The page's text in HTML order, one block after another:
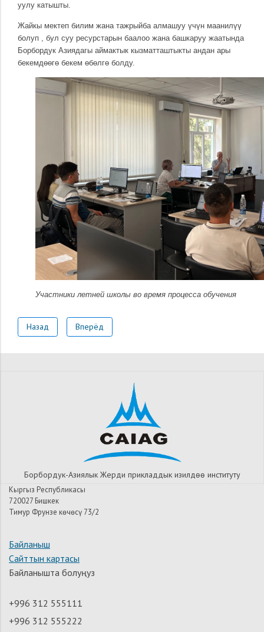
уулу катышты.
Жайкы мектеп билим жана тажрыйба алмашуу үчүн маанилүү
болуп , бул суу ресурстарын баалоо жана башкаруу жаатында
Борбордук Азиядагы аймактык кызматташтыкты андан ары
бекемдөөгө бекем өбөлгө болду.
Участники летней школы во время процесса обучения
Назад Вперёд
Борбордук-Азиялык Жерди прикладдык изилдѳѳ институту
Кыргыз Республикасы
720027 Бишкек
Тимур Фрунзе көчөсү 73/2
Байланыш
Сайттын картасы
Байланышта болуңуз
+996 312 555111
+996 312 555222